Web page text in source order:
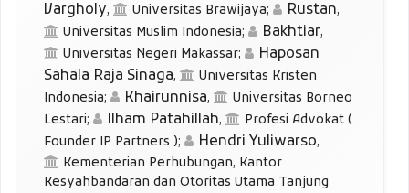
Vargholy, Universitas Brawijaya; Rustan,
Universitas Muslim Indonesia; Bakhtiar,
Universitas Negeri Makassar;
Haposan
Sahala Raja Sinaga,
Universitas Kristen
Indonesia; Khairunnisa,
Universitas Borneo
Lestari; Ilham Patahillah,
Profesi Advokat (
Founder IP Partners ); Hendri Yuliwarso,
Kementerian Perhubungan, Kantor
Kesyahbandaran dan Otoritas Utama Tanjung